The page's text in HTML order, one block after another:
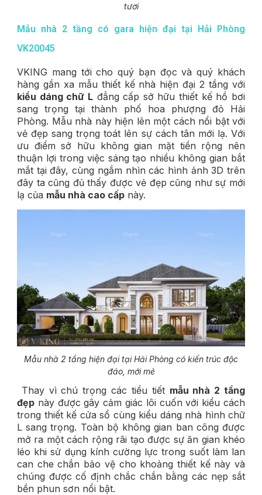
tươi
Mẫu nhà 2 tầng có gara hiện đại tại Hải Phòng
VK20045
VKING mang tới cho quý bạn đọc và quý khách
hàng gần xa mẫu thiết kế nhà hiện đại 2 tầng với
kiểu dáng chữ Lđẳng cấp sở hữu thiết kế hồ bơi
sang trọng tại thành phố hoa phượng đỏ Hải
Phòng. Mẫu nhà này hiện lên một cách nổi bật với
vẻ đẹp sang trọng toát lên sự cách tân mới lạ. Với
ưu điểm sở hữu không gian mặt tiền rộng nên
thuận lợi trong việc sáng tạo nhiều không gian bắt
mắt tại đây, cùng ngắm nhìn các hình ảnh 3D trên
đây ta cũng đủ thấy được vẻ đẹp cũng như sự mới
lạ của mẫu nhà cao cấp này.
Mẫu nhà 2 tầng hiện đại tại Hải Phòng có kiến trúc độc
đáo, mới mẻ
Thay vì chú trọng các tiểu tiết mẫu nhà 2 tầng
đẹp này được gây cảm giác lôi cuốn với kiểu cách
trong thiết kế cửa sổ cùng kiểu dáng nhà hình chữ
L sang trọng. Toàn bộ không gian ban công được
mở ra một cách rộng rãi tạo được sự ăn gian khéo
léo khi sử dụng kính cường lực trong suốt làm lan
can che chắn bảo vệ cho khoảng thiết kế này và
chúng được cố định chắc chắn bằng các nẹp sắt
bền phun sơn nổi bật.